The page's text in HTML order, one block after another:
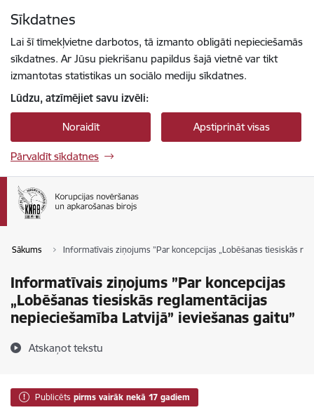
Sīkdatnes
Lai šī tīmekļvietne darbotos, tā izmanto obligāti nepieciešamās
sīkdatnes. Ar Jūsu piekrišanu papildus šajā vietnē var tikt
izmantotas statistikas un sociālo mediju sīkdatnes.
Lūdzu, atzīmējiet savu izvēli:
Noraidīt Apstiprināt visas
Pārvaldīt sīkdatnes
Sākums Informatīvais ziņojums ”Par koncepcijas „Lobēšanas tiesiskās
Informatīvais ziņojums ”Par koncepcijas
„Lobēšanas tiesiskās reglamentācijas
nepieciešamība Latvijā” ieviešanas gaitu”
Atskaņot tekstu
Publicēts pirms vairāk nekā 17 gadiem